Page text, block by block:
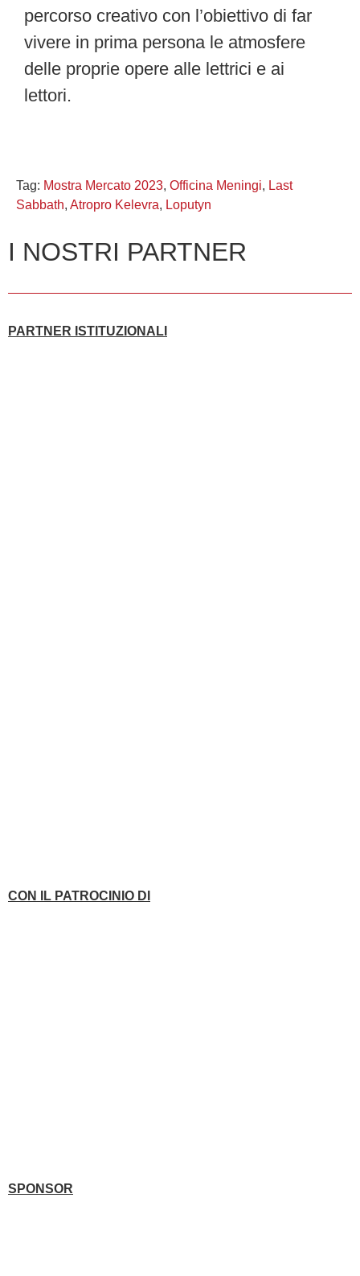
percorso creativo con l’obiettivo di far
vivere in prima persona le atmosfere
delle proprie opere alle lettrici e ai
lettori.
Tag: Mostra Mercato 2023, Officina Meningi, Last
Sabbath, Atropro Kelevra, Loputyn
I NOSTRI PARTNER
PARTNER ISTITUZIONALI
CON IL PATROCINIO DI
SPONSOR